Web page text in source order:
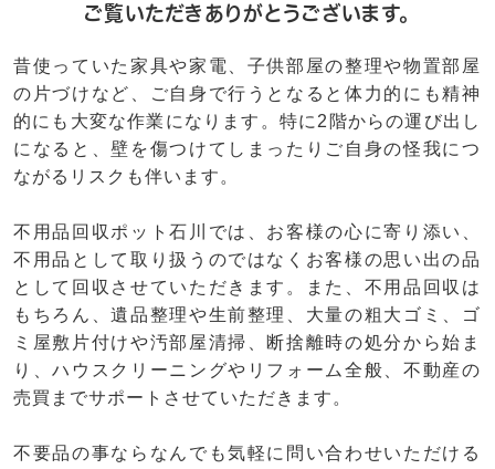
ご覧いただきありがとうございます。
昔使っていた家具や家電、子供部屋の整理や物置部屋
の片づけなど、ご自身で行うとなると体力的にも精神
的にも大変な作業になります。特に2階からの運び出し
になると、壁を傷つけてしまったりご自身の怪我につ
ながるリスクも伴います。
不用品回収ポット石川では、お客様の心に寄り添い、
不用品として取り扱うのではなくお客様の思い出の品
として回収させていただきます。また、不用品回収は
もちろん、遺品整理や生前整理、大量の粗大ゴミ、ゴ
ミ屋敷片付けや汚部屋清掃、断捨離時の処分から始ま
り、ハウスクリーニングやリフォーム全般、不動産の
売買までサポートさせていただきます。
不要品の事ならなんでも気軽に問い合わせいただける